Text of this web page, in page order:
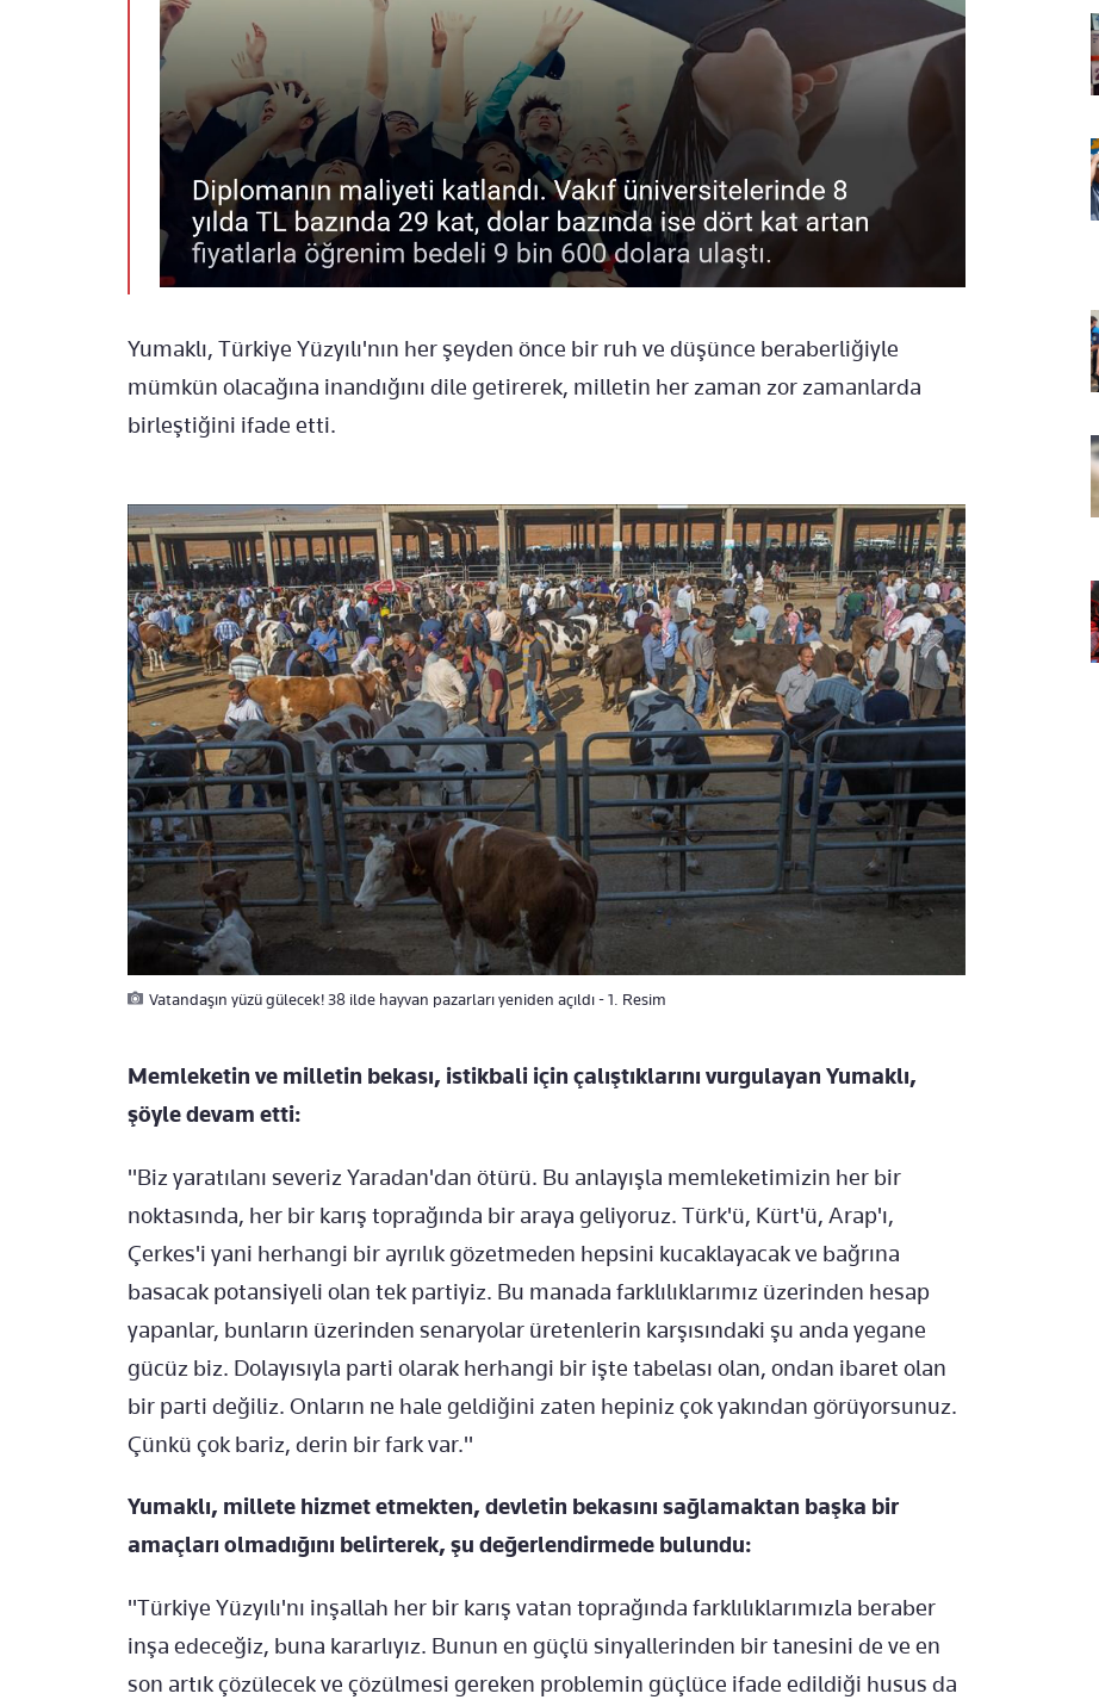
Yumaklı, Türkiye Yüzyılı'nın her şeyden önce bir ruh ve düşünce beraberliğiyle
mümkün olacağına inandığını dile getirerek, milletin her zaman zor zamanlarda
birleştiğini ifade etti.
Vatandaşın yüzü gülecek! 38 ilde hayvan pazarları yeniden açıldı - 1. Resim
Memleketin ve milletin bekası, istikbali için çalıştıklarını vurgulayan Yumaklı,
şöyle devam etti:
"Biz yaratılanı severiz Yaradan'dan ötürü. Bu anlayışla memleketimizin her bir
noktasında, her bir karış toprağında bir araya geliyoruz. Türk'ü, Kürt'ü, Arap'ı,
Çerkes'i yani herhangi bir ayrılık gözetmeden hepsini kucaklayacak ve bağrına
basacak potansiyeli olan tek partiyiz. Bu manada farklılıklarımız üzerinden hesap
yapanlar, bunların üzerinden senaryolar üretenlerin karşısındaki şu anda yegane
gücüz biz. Dolayısıyla parti olarak herhangi bir işte tabelası olan, ondan ibaret olan
bir parti değiliz. Onların ne hale geldiğini zaten hepiniz çok yakından görüyorsunuz.
Çünkü çok bariz, derin bir fark var."
Yumaklı, millete hizmet etmekten, devletin bekasını sağlamaktan başka bir
amaçları olmadığını belirterek, şu değerlendirmede bulundu:
"Türkiye Yüzyılı'nı inşallah her bir karış vatan toprağında farklılıklarımızla beraber
inşa edeceğiz, buna kararlıyız. Bunun en güçlü sinyallerinden bir tanesini de ve en
son artık çözülecek ve çözülmesi gereken problemin güçlüce ifade edildiği husus da